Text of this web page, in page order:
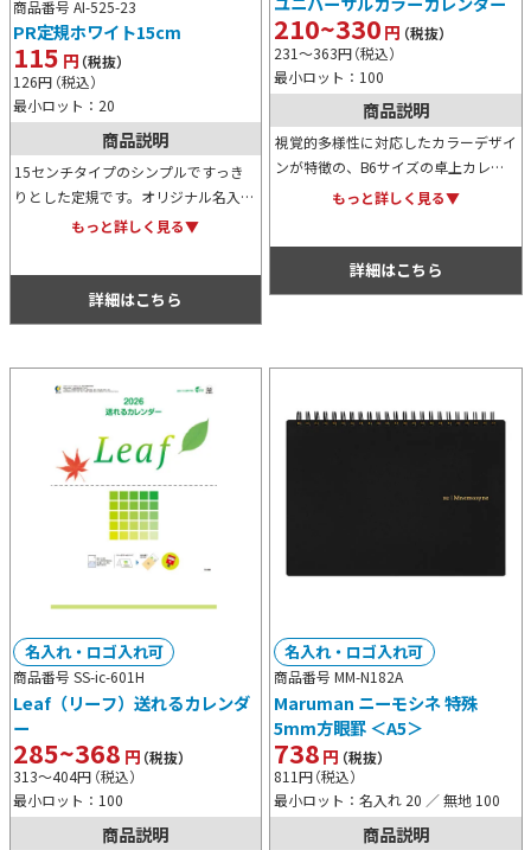
商品番号 AI-525-23
PR定規ホワイト15cm
115 円（税抜）
126円（税込）
最小ロット：20
商品説明
15センチタイプのシンプルですっき
りとした定規です。オリジナル名入れ
がフルカラーでできますが、名入れ範
訴求効果は抜群！記念用等にもおすす
もっと詳しく見る▼
詳細はこちら
210~330円（税抜）
231～363円（税込）
最小ロット：100
商品説明
視覚的多様性に対応したカラーデザイ
ンが特徴の、B6サイズの卓上カレン
ダーです。それぞれの裏面にはメモを
もっと詳しく見る▼
詳細はこちら
商品番号 SS-ic-601H
Leaf（リーフ）送れるカレンダ
ー
285~368 円（税抜）
313～404円（税込）
最小ロット：100
名入れ・ロゴ入れ可
商品説明
商品番号 MM-N182A
Maruman ニーモシネ 特殊
5mm方眼罫 ＜A5＞
738円（税抜）
811円（税込）
最小ロット：名入れ 20 ／ 無地 100
名入れ・ロゴ入れ可
商品説明